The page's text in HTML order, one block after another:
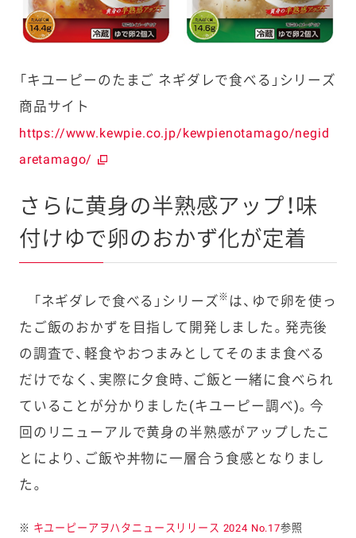
「キユーピーのたまご ネギダレで食べる」シリーズ
商品サイト
https://www.kewpie.co.jp/kewpienotamago/negid
aretamago/
さらに黄身の半熟感アップ！味
付けゆで卵のおかず化が定着
「ネギダレで食べる」シリーズ※ は、ゆで卵を使っ
たご飯のおかずを目指して開発しました。発売後
の調査で、軽食やおつまみとしてそのまま食べる
だけでなく、実際に夕食時、ご飯と一緒に食べられ
ていることが分かりました(キユーピー調べ)。今
回のリニューアルで黄身の半熟感がアップしたこ
とにより、ご飯や丼物に一層合う食感となりまし
た。
※ キユーピーアヲハタニュースリリース 2024 No.17参照